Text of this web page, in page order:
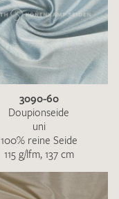
3090-60
Doupionseide
uni
100% reine Seide
115 g/lfm, 137 cm